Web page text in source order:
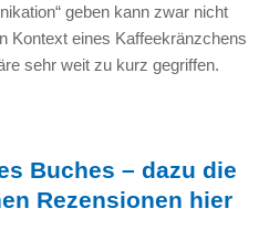
geben kann zwar nicht
Kontext eines Kaffeekränzchens
sehr weit zu kurz gegriffen.
Buches – dazu die
Rezensionen hier